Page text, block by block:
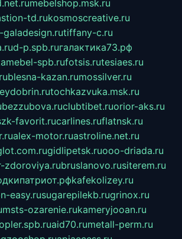
mebelshop.msk.ru
td.rukosmoscreative.ru
tiffany-c.ru
d-p.spb.ruгалактика73.рф
spb.rufotsis.rutesiaes.ru
blesna-kazan.rumossilver.ru
tochkazvuka.msk.ru
bezzubova.ruclubtibet.ruorior-aks.ru
favorit.rucarlines.ruflatnsk.ru
alex-motor.ruastroline.net.ru
gidlipetsk.ruooo-driada.ru
zdoroviya.rubruslanovo.rusiterem.ru
kafekolizey.ru
easy.rusugarepilekb.rugrinox.ru
msts-ozarenie.rukameryjooan.ru
aid70.rumetall-perm.ru